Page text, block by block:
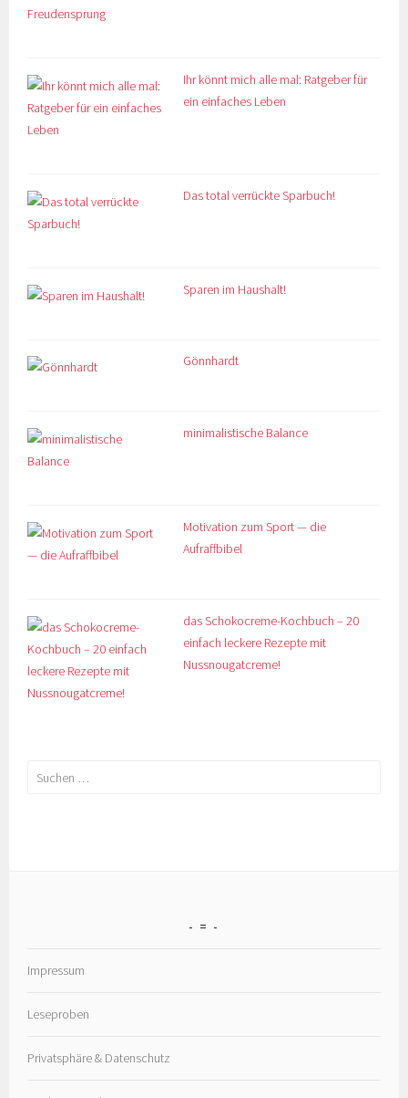
Ihr könnt mich alle mal: Ratgeber für
ein einfaches Leben
Das total verrückte Sparbuch!
Sparen im Haushalt!
Gönnhardt
minimalistische Balance
Motivation zum Sport — die
Aufraffbibel
das Schokocreme-Kochbuch – 20
einfach leckere Rezepte mit
Nussnougatcreme!
Suchen
=
Impressum
Leseproben
Privatsphäre & Datenschutz